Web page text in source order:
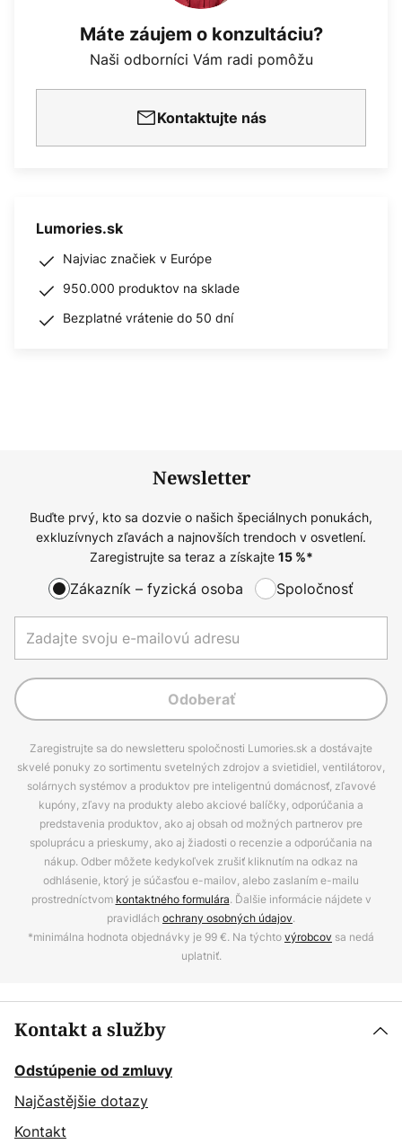
Máte záujem o konzultáciu?
Naši odborníci Vám radi pomôžu
Kontaktujte nás
Lumories.sk
Najviac značiek v Európe
950.000 produktov na sklade
Bezplatné vrátenie do 50 dní
Newsletter
Buďte prvý, kto sa dozvie o našich špeciálnych ponukách,
exkluzívnych zľavách a najnovších trendoch v osvetlení.
Zaregistrujte sa teraz a získajte 15%*
Zákazník – fyzická osoba Spoločnosť
Odoberať
Zaregistrujte sa do newsletteru spoločnosti Lumories.sk a dostávajte
skvelé ponuky zo sortimentu svetelných zdrojov a svietidiel, ventilátorov,
solárnych systémov a produktov pre inteligentnú domácnosť, zľavové
kupóny, zľavy na produkty alebo akciové balíčky, odporúčania a
predstavenia produktov, ako aj obsah od možných partnerov pre
spoluprácu a prieskumy, ako aj žiadosti o recenzie a odporúčania na
nákup. Odber môžete kedykoľvek zrušiť kliknutím na odkaz na
odhlásenie, ktorý je súčasťou e-mailov, alebo zaslaním e-mailu
prostredníctvom kontaktného formulára. Ďalšie informácie nájdete v
pravidlách ochrany osobných údajov.
*minimálna hodnota objednávky je 99 €. Na týchtovýrobcov sa nedá
uplatniť.
Kontakt a služby
Odstúpenie od zmluvy
Najčastějšie dotazy
Kontakt